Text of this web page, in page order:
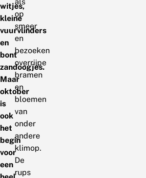
witjes,
kleine
vuurvlinders
en
bont
zandoogjes.
Maar
oktober
is
ook
het
begin
voor
een
op
smeer
en
bezoeken
overrijpe
bramen
en
bloemen
van
onder
andere
klimop.
De
rups